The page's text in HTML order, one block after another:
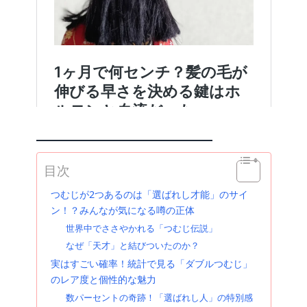
目次
つむじが2つあるのは「選ばれし才能」のサイ
ン！？みんなが気になる噂の正体
世界中でささやかれる「つむじ伝説」
なぜ「天才」と結びついたのか？
実はすごい確率！統計で見る「ダブルつむじ」
のレア度と個性的な魅力
数パーセントの奇跡！「選ばれし人」の特別感